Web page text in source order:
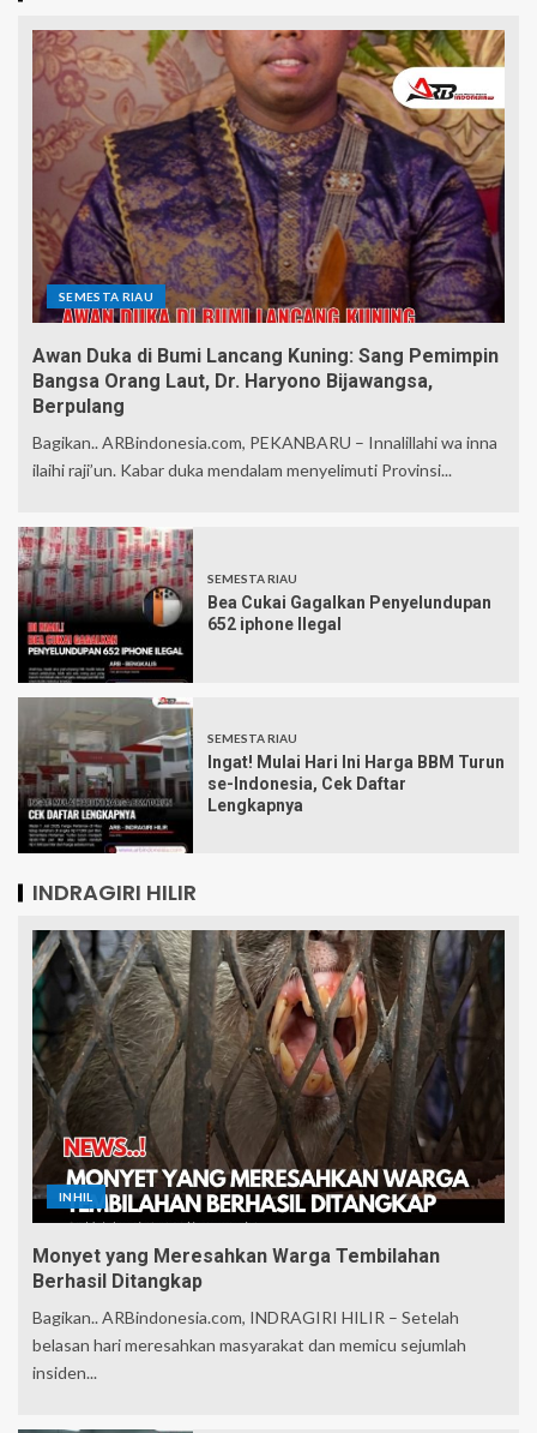
SEMESTA RIAU
Awan Duka di Bumi Lancang Kuning: Sang Pemimpin
Bangsa Orang Laut, Dr. Haryono Bijawangsa,
Berpulang
Bagikan.. ARBindonesia.com, PEKANBARU – Innalillahi wa inna
ilaihi raji’un. Kabar duka mendalam menyelimuti Provinsi...
SEMESTA RIAU
Bea Cukai Gagalkan Penyelundupan
652 iphone Ilegal
SEMESTA RIAU
Ingat! Mulai Hari Ini Harga BBM Turun
se-Indonesia, Cek Daftar
Lengkapnya
INDRAGIRI HILIR
INHIL
Monyet yang Meresahkan Warga Tembilahan
Berhasil Ditangkap
Bagikan.. ARBindonesia.com, INDRAGIRI HILIR – Setelah
belasan hari meresahkan masyarakat dan memicu sejumlah
insiden...